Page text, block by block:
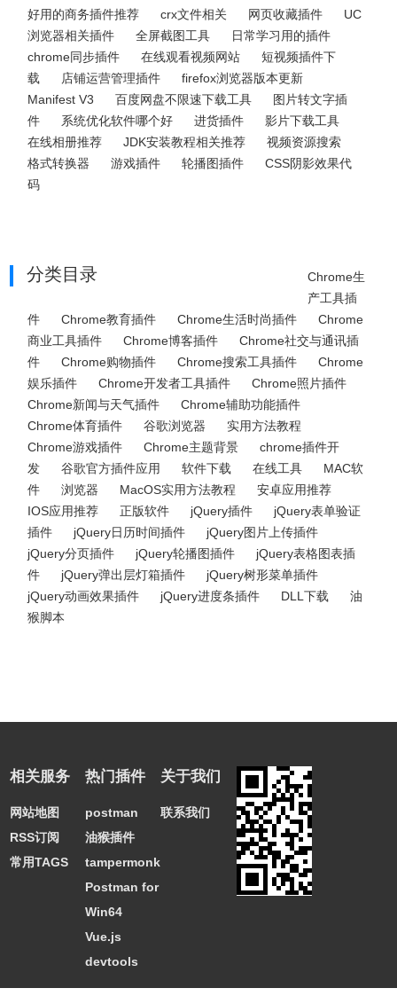
好用的商务插件推荐
crx文件相关 网页收藏插件
UC
浏览器相关插件
全屏截图工具
日常学习用的插件
chrome同步插件
在线观看视频网站
短视频插件下
载
店铺运营管理插件
firefox浏览器版本更新
Manifest V3
百度网盘不限速下载工具
图片转文字插
件
系统优化软件哪个好 进货插件
影片下载工具
在线相册推荐
JDK安装教程相关推荐
视频资源搜索
格式转换器
游戏插件 轮播图插件
CSS阴影效果代
码
分类目录
Chrome生
产工具插
件
Chrome教育插件 Chrome生活时尚插件
Chrome
商业工具插件
Chrome博客插件
Chrome社交与通讯插
件
Chrome购物插件 Chrome搜索工具插件
Chrome
娱乐插件
Chrome开发者工具插件
Chrome照片插件
Chrome新闻与天气插件
Chrome辅助功能插件
Chrome体育插件
谷歌浏览器
实用方法教程
Chrome游戏插件
Chrome主题背景
chrome插件开
发
谷歌官方插件应用 软件下载 在线工具
MAC软
件
浏览器 MacOS实用方法教程
安卓应用推荐
IOS应用推荐
正版软件 jQuery插件
jQuery表单验证
插件
jQuery日历时间插件
jQuery图片上传插件
jQuery分页插件
jQuery轮播图插件
jQuery表格图表插
件
jQuery弹出层灯箱插件
jQuery树形菜单插件
jQuery动画效果插件
jQuery进度条插件 DLL下载
油
猴脚本
相关服务
网站地图
RSS订阅
常用TAGS
热门插件
postman
油猴插件
tampermonkey
Postman for
Win64
Vue.js
devtools
关于我们
联系我们